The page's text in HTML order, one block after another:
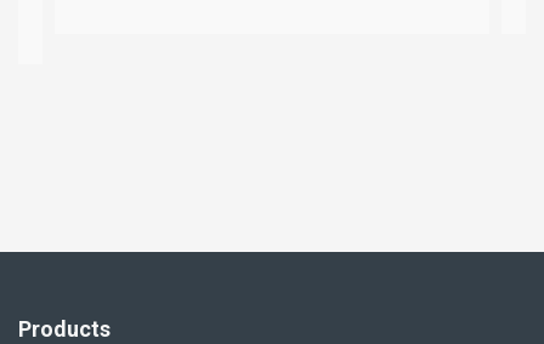
Products